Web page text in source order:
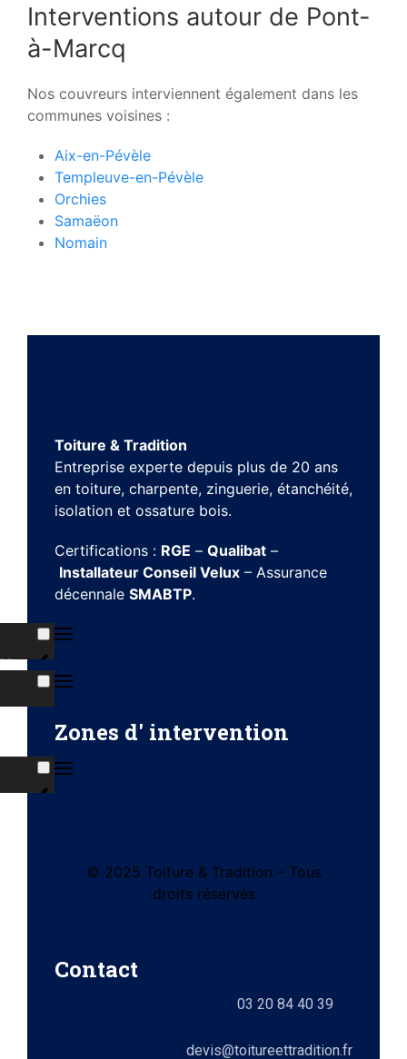
Interventions autour de Pont-
à-Marcq
Nos couvreurs interviennent également dans les
communes voisines :
Aix-en-Pévèle
Templeuve-en-Pévèle
Orchies
Samaëon
Nomain
Toiture & Tradition
Entreprise experte depuis plus de 20 ans
en toiture, charpente, zinguerie, étanchéité,
isolation et ossature bois.
Certifications : RGE – Qualibat –
Installateur Conseil Velux – Assurance
décennale SMABTP.
Zones d' intervention
© 2025 Toiture & Tradition – Tous
droits réservés
Contact
03 20 84 40 39
devis@toitureettradition.fr